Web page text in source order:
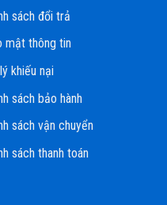
sách đổi trả
mật thông tin
khiếu nại
sách bảo hành
sách vận chuyển
sách thanh toán